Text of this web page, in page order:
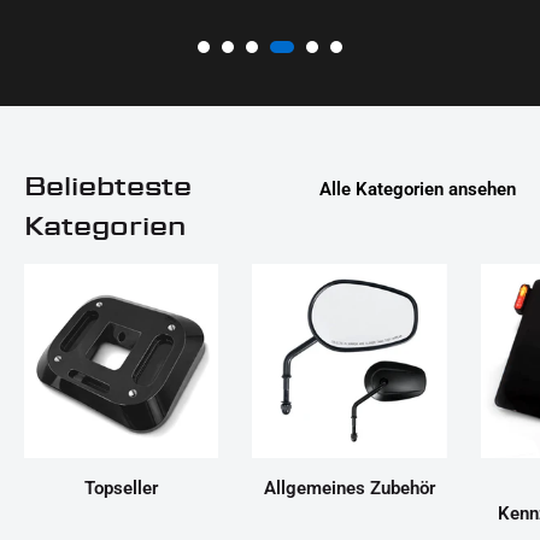
Beliebteste
Kategorien
Alle Kategorien ansehen
Topseller
Allgemeines Zubehör